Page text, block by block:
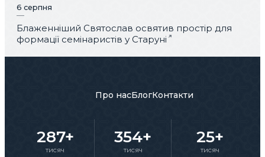
6 серпня
Блаженніший Святослав освятив простір для
формації семінаристів у Старуні
Про насБлогКонтакти
287+
тисяч
354+
тисяч
25+
тисяч